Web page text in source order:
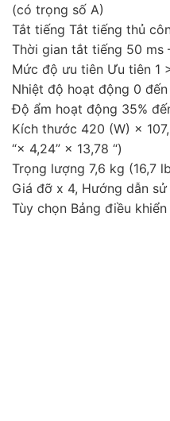
(có trọng số A)
Tắt tiếng Tắt tiếng thủ
Thời gian tắt tiếng 50 ms
Mức độ ưu tiên Ưu tiên 1
Nhiệt độ hoạt động 0
Độ ẩm hoạt động 35%
Kích thước 420 (W) ×
“× 4,24” × 13,78 “)
Trọng lượng 7,6 kg (16,7
Giá đỡ x 4, Hướng dẫn sử
Tùy chọn Bảng điều